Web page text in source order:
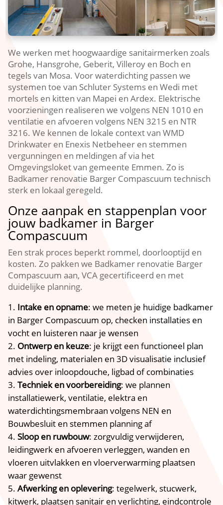
We werken met hoogwaardige sanitairmerken zoals
Grohe, Hansgrohe, Geberit, Villeroy en Boch en
tegels van Mosa. Voor waterdichting passen we
systemen toe van Schluter Systems en Wedi met
mortels en kitten van Mapei en Ardex. Elektrische
voorzieningen realiseren we volgens NEN 1010 en
ventilatie en afvoeren volgens NEN 3215 en NTR
3216. We kennen de lokale context van WMD
Drinkwater en Enexis Netbeheer en stemmen
vergunningen en meldingen af via het
Omgevingsloket van gemeente Emmen. Zo is
Badkamer renovatie Barger Compascuum technisch
sterk en lokaal geregeld.
Onze aanpak en stappenplan voor
jouw badkamer in Barger
Compascuum
Een strak proces beperkt rommel, doorlooptijd en
kosten. Zo pakken we Badkamer renovatie Barger
Compascuum aan, VCA gecertificeerd en met
duidelijke planning.
Intake en opname: we meten je huidige badkamer
in Barger Compascuum op, checken installaties en
vocht en luisteren naar je wensen
Ontwerp en keuze: je krijgt een functioneel plan
met indeling, materialen en 3D visualisatie inclusief
advies over inloopdouche, ligbad of combinaties
Techniek en voorbereiding: we plannen
installatiewerk, ventilatie, elektra en
waterdichtingsmembraan volgens NEN en
Bouwbesluit en stemmen planning af
Sloop en ruwbouw: zorgvuldig verwijderen,
leidingwerk en afvoeren verleggen, wanden en
vloeren uitvlakken en vloerverwarming plaatsen
waar gewenst
Afwerking en oplevering: tegelwerk, stucwerk,
kitwerk, plaatsen sanitair en verlichting, eindcontrole